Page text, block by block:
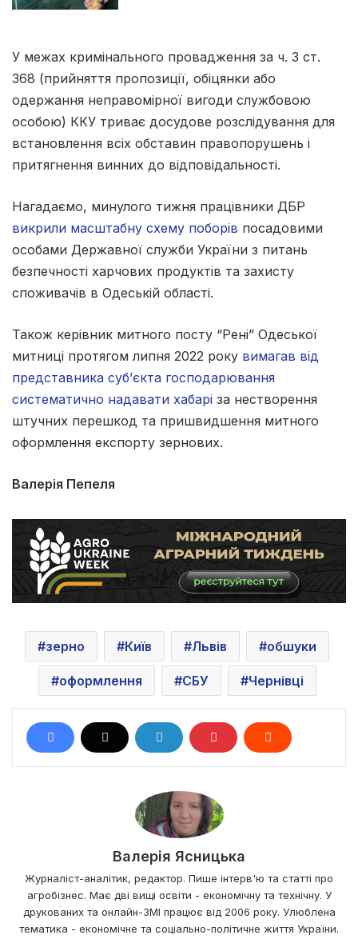
У межах кримінального провадження за ч. 3 ст.
368 (прийняття пропозиції, обіцянки або
одержання неправомірної вигоди службовою
особою) ККУ триває досудове розслідування для
встановлення всіх обставин правопорушень і
притягнення винних до відповідальності.
Нагадаємо, минулого тижня працівники ДБР
викрили масштабну схему поборів посадовими
особами Державної служби України з питань
безпечності харчових продуктів та захисту
споживачів в Одеській області.
Також керівник митного посту “Рені” Одеської
митниці протягом липня 2022 року вимагав від
представника суб’єкта господарювання
систематично надавати хабарі за нестворення
штучних перешкод та пришвидшення митного
оформлення експорту зернових.
Валерія Пепеля
зерно Київ Львів обшуки
оформлення СБУ Чернівці
Валерія Ясницька
Журналіст-аналітик, редактор. Пише інтерв'ю та статті про
агробізнес. Має дві вищі освіти - економічну та технічну. У
друкованих та онлайн-ЗМІ працює від 2006 року. Улюблена
тематика - економічне та соціально-політичне життя України.